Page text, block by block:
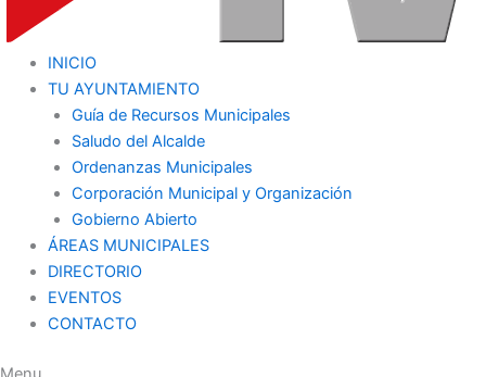
INICIO
TU AYUNTAMIENTO
Guía de Recursos Municipales
Saludo del Alcalde
Ordenanzas Municipales
Corporación Municipal y Organización
Gobierno Abierto
ÁREAS MUNICIPALES
DIRECTORIO
EVENTOS
CONTACTO